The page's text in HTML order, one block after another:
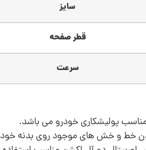
سایز
قطر صفحه
سرعت
پولیشکاری خودرو می باشد.
خط و خش های موجود روی بدنه